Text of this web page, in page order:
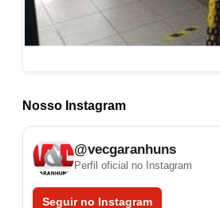
Nosso Instagram
@vecgaranhuns
Perfil oficial no Instagram
Seguir no Instagram